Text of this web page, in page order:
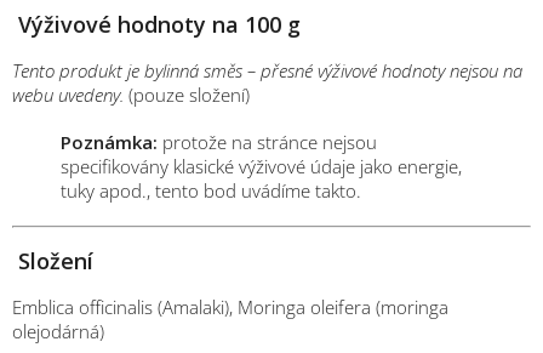
Výživové hodnoty na 100 g
Tento produkt je bylinná směs – přesné výživové hodnoty nejsou na
webu uvedeny. (pouze složení)
Poznámka: protože na stránce nejsou
specifikovány klasické výživové údaje jako energie,
tuky apod., tento bod uvádíme takto.
Složení
Emblica officinalis (Amalaki), Moringa oleifera (moringa
olejodárná)